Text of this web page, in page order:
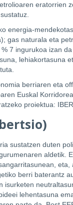
eratorrien
energia-
gas naturala eta
7 ingurukoa izan
lehiakortasuna
berriaren eta
Euskal
proiektua:
sustatzen duten
aldetik.
berri baterantz
lehentasuna